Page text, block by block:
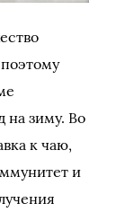
на зиму. Во
к чаю,
и